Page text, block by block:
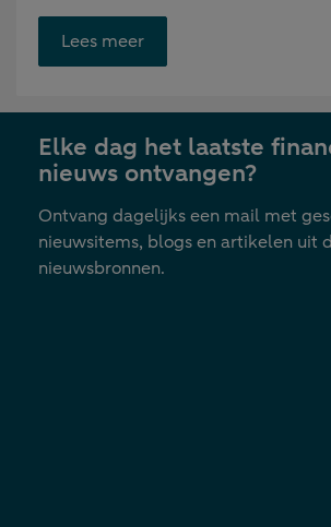
Lees meerOpent
link
nieuwe
tab
Elke dag het laatste
nieuws ontvangen?
Ontvang dagelijks een mail met
nieuwsitems, blogs en artikelen uit
nieuwsbronnen.